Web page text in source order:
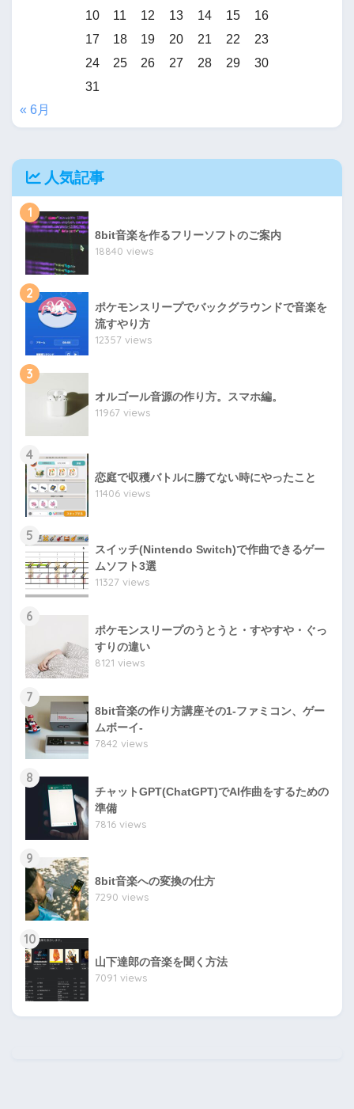
10
11 12 13 14 15
16
17
18 19 20 21 22
23
24
25 26 27 28 29
30
31
« 6月
人気記事
1
8bit音楽を作るフリーソフトのご案内
18840 views
2
ポケモンスリープでバックグラウンドで音楽を
流すやり方
12357 views
3
オルゴール音源の作り方。スマホ編。
11967 views
4
恋庭で収穫バトルに勝てない時にやったこと
11406 views
5
スイッチ(Nintendo Switch)で作曲できるゲー
ムソフト3選
11327 views
6
ポケモンスリープのうとうと・すやすや・ぐっ
すりの違い
8121 views
7
8bit音楽の作り方講座その1-ファミコン、ゲー
ムボーイ-
7842 views
8
チャットGPT(ChatGPT)でAI作曲をするための
準備
7816 views
9
8bit音楽への変換の仕方
7290 views
10
山下達郎の音楽を聞く方法
7091 views